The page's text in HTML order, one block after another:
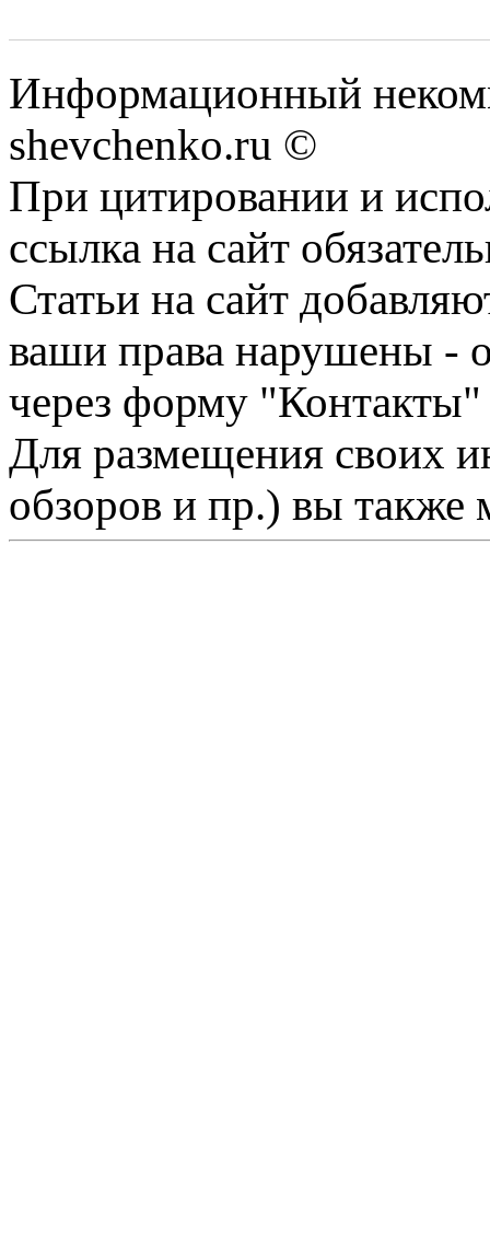
Информационный
shevchenko.ru ©
При цитировании и
ссылка на сайт
Статьи на сайт
ваши права нарушены -
через форму "Контакты"
Для размещения своих
обзоров и пр.) вы также